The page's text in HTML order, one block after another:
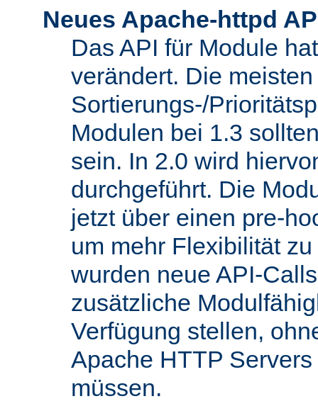
Neues Apache-httpd
Das API für Module
verändert. Die
Sortierungs-/
Modulen bei 1.3
sein. In 2.0 wird
durchgeführt. Die
jetzt über einen pre-
um mehr Flexibilität
wurden neue API-
zusätzliche
Verfügung stellen,
Apache HTTP
müssen.